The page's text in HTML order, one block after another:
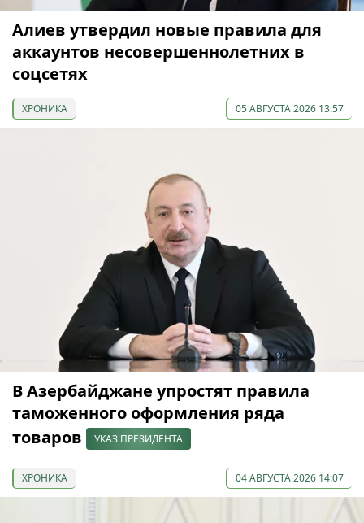
Алиев утвердил новые правила для
аккаунтов несовершеннолетних в
соцсетях
ХРОНИКА 05 АВГУСТА 2026 13:57
В Азербайджане упростят правила
таможенного оформления ряда
товаров
УКАЗ ПРЕЗИДЕНТА
ХРОНИКА 04 АВГУСТА 2026 14:07